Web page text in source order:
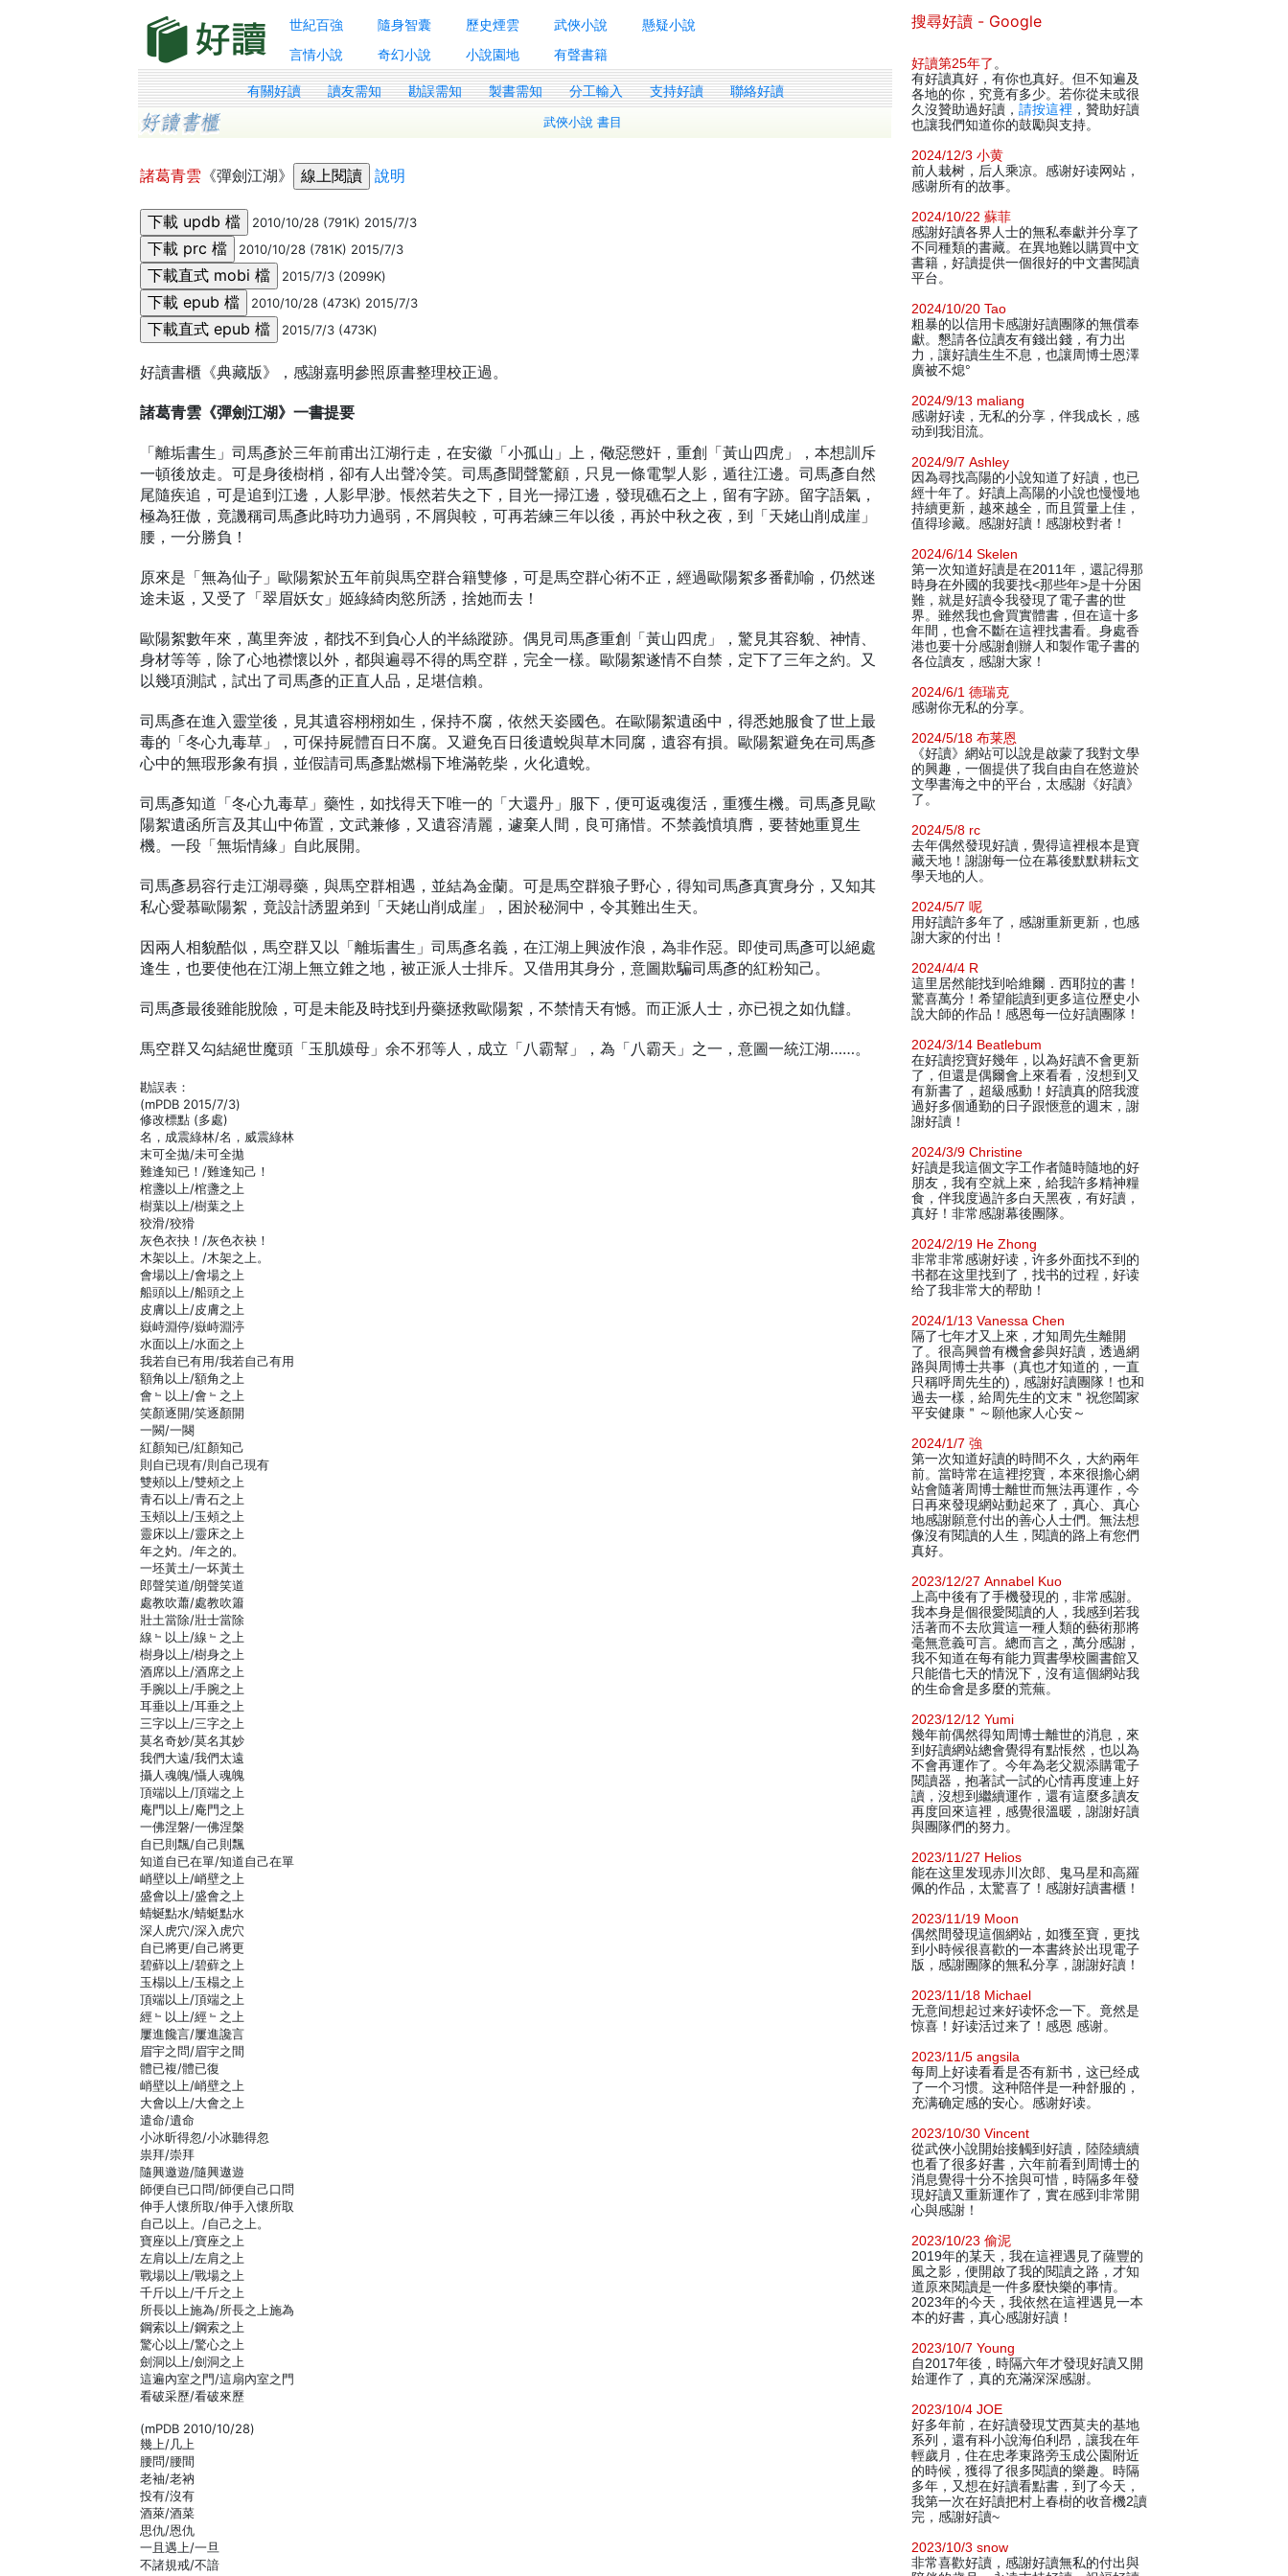
世紀百強 隨身智囊 歷史煙雲 武俠小說
懸疑小說
言情小說
奇幻小說 小說園地 有聲書籍
有關好讀 讀友需知 勘誤需知 製書需知 分工輸入 支持好讀 聯絡好讀
武俠小說 書目
諸葛青雲 《彈劍江湖》 說明
2010/10/28 (791K) 2015/7/3
2010/10/28 (781K) 2015/7/3
2015/7/3 (2099K)
2010/10/28 (473K) 2015/7/3
2015/7/3 (473K)
好讀書櫃《典藏版》，感謝嘉明參照原書整理校正過。
諸葛青雲《彈劍江湖》一書提要
「離垢書生」司馬彥於三年前甫出江湖行走，在安徽「小孤山」上，儆惡懲奸，重創「黃山四虎」，本想訓斥
一頓後放走。可是身後樹梢，卻有人出聲冷笑。司馬彥聞聲驚顧，只見一條電掣人影，遁往江邊。司馬彥自然
尾隨疾追，可是追到江邊，人影早渺。悵然若失之下，目光一掃江邊，發現礁石之上，留有字跡。留字語氣，
極為狂傲，竟譏稱司馬彥此時功力過弱，不屑與較，可再若練三年以後，再於中秋之夜，到「天姥山削成崖」
腰，一分勝負！
原來是「無為仙子」歐陽絮於五年前與馬空群合籍雙修，可是馬空群心術不正，經過歐陽絮多番勸喻，仍然迷
途未返，又受了「翠眉妖女」姬綠綺肉慾所誘，捨她而去！
歐陽絮數年來，萬里奔波，都找不到負心人的半絲蹤跡。偶見司馬彥重創「黃山四虎」，驚見其容貌、神情、
身材等等，除了心地襟懷以外，都與遍尋不得的馬空群，完全一樣。歐陽絮遂情不自禁，定下了三年之約。又
以幾項測試，試出了司馬彥的正直人品，足堪信賴。
司馬彥在進入靈堂後，見其遺容栩栩如生，保持不腐，依然天姿國色。在歐陽絮遺函中，得悉她服食了世上最
毒的「冬心九毒草」，可保持屍體百日不腐。又避免百日後遺蛻與草木同腐，遺容有損。歐陽絮避免在司馬彥
心中的無瑕形象有損，並假請司馬彥點燃榻下堆滿乾柴，火化遺蛻。
司馬彥知道「冬心九毒草」藥性，如找得天下唯一的「大還丹」服下，便可返魂復活，重獲生機。司馬彥見歐
陽絮遺函所言及其山中佈置，文武兼修，又遺容清麗，遽棄人間，良可痛惜。不禁義憤填膺，要替她重覓生
機。一段「無垢情緣」自此展開。
司馬彥易容行走江湖尋藥，與馬空群相遇，並結為金蘭。可是馬空群狼子野心，得知司馬彥真實身分，又知其
私心愛慕歐陽絮，竟設計誘盟弟到「天姥山削成崖」，困於秘洞中，令其難出生天。
因兩人相貌酷似，馬空群又以「離垢書生」司馬彥名義，在江湖上興波作浪，為非作惡。即使司馬彥可以絕處
逢生，也要使他在江湖上無立錐之地，被正派人士排斥。又借用其身分，意圖欺騙司馬彥的紅粉知己。
司馬彥最後雖能脫險，可是未能及時找到丹藥拯救歐陽絮，不禁情天有憾。而正派人士，亦已視之如仇讎。
馬空群又勾結絕世魔頭「玉肌嫫母」余不邪等人，成立「八霸幫」，為「八霸天」之一，意圖一統江湖……。
勘誤表：
(mPDB 2015/7/3)
修改標點 (多處)
名，成震綠林/名，威震綠林
末可全拋/未可全拋
難逢知已！/難逢知己！
棺盞以上/棺盞之上
樹葉以上/樹葉之上
狡滑/狡猾
灰色衣抉！/灰色衣袂！
木架以上。/木架之上。
會場以上/會場之上
船頭以上/船頭之上
皮膚以上/皮膚之上
嶽峙淵停/嶽峙淵渟
水面以上/水面之上
我若自已有用/我若自己有用
額角以上/額角之上
會﹄以上/會﹄之上
笑顏逐開/笑逐顏開
一闕/一闋
紅顏知已/紅顏知己
則自已現有/則自己現有
雙頰以上/雙頰之上
青石以上/青石之上
玉頰以上/玉頰之上
靈床以上/靈床之上
年之妁。/年之的。
一坯黃土/一坏黃土
郎聲笑道/朗聲笑道
處教吹蕭/處教吹簫
壯土當除/壯士當除
線﹄以上/線﹄之上
樹身以上/樹身之上
酒席以上/酒席之上
手腕以上/手腕之上
耳垂以上/耳垂之上
三字以上/三字之上
莫名奇妙/莫名其妙
我們大遠/我們太遠
攝人魂魄/懾人魂魄
頂端以上/頂端之上
庵門以上/庵門之上
一佛涅磐/一佛涅槃
自已則飄/自己則飄
知道自已在單/知道自己在單
峭壁以上/峭壁之上
盛會以上/盛會之上
蜻蜒點水/蜻蜓點水
深人虎穴/深入虎穴
自已將更/自己將更
碧蘚以上/碧蘚之上
玉榻以上/玉榻之上
頂端以上/頂端之上
經﹄以上/經﹄之上
屢進饞言/屢進讒言
眉宇之問/眉宇之間
體已複/體已復
峭壁以上/峭壁之上
大會以上/大會之上
遣命/遺命
小冰昕得忽/小冰聽得忽
祟拜/崇拜
隨興邀遊/隨興遨遊
師便自已口問/師便自己口問
伸手人懷所取/伸手入懷所取
自己以上。/自己之上。
寶座以上/寶座之上
左肩以上/左肩之上
戰場以上/戰場之上
千斤以上/千斤之上
所長以上施為/所長之上施為
鋼索以上/鋼索之上
驚心以上/驚心之上
劍洞以上/劍洞之上
這遍內室之門/這扇內室之門
看破采歷/看破來歷
(mPDB 2010/10/28)
幾上/几上
腰問/腰間
老袖/老衲
投有/沒有
酒萊/酒菜
思仇/恩仇
一且遇上/一旦
不諸規戒/不諳
搜尋好讀 - Google
好讀第25年了 。
有好讀真好，有你也真好。但不知遍及
各地的你，究竟有多少。若你從未或很
久沒贊助過好讀， 請按這裡 ，贊助好讀
也讓我們知道你的鼓勵與支持。
2024/12/3 小黄
前人栽树，后人乘凉。感谢好读网站，
感谢所有的故事。
2024/10/22 蘇菲
感謝好讀各界人士的無私奉獻并分享了
不同種類的書藏。在異地難以購買中文
書籍，好讀提供一個很好的中文書閱讀
平台。
2024/10/20 Tao
粗暴的以信用卡感謝好讀團隊的無償奉
獻。懇請各位讀友有錢出錢，有力出
力，讓好讀生生不息，也讓周博士恩澤
廣被不熄°
2024/9/13 maliang
感谢好读，无私的分享，伴我成长，感
动到我泪流。
2024/9/7 Ashley
因為尋找高陽的小說知道了好讀，也已
經十年了。好讀上高陽的小說也慢慢地
持續更新，越來越全，而且質量上佳，
值得珍藏。感謝好讀！感謝校對者！
2024/6/14 Skelen
第一次知道好讀是在2011年，還記得那
時身在外國的我要找<那些年>是十分困
難，就是好讀令我發現了電子書的世
界。雖然我也會買實體書，但在這十多
年間，也會不斷在這裡找書看。身處香
港也要十分感謝創辦人和製作電子書的
各位讀友，感謝大家！
2024/6/1 德瑞克
感谢你无私的分享。
2024/5/18 布莱恩
《好讀》網站可以說是啟蒙了我對文學
的興趣，一個提供了我自由自在悠遊於
文學書海之中的平台，太感謝《好讀》
了。
2024/5/8 rc
去年偶然發現好讀，覺得這裡根本是寶
藏天地！謝謝每一位在幕後默默耕耘文
學天地的人。
2024/5/7 呢
用好讀許多年了，感謝重新更新，也感
謝大家的付出！
2024/4/4 R
這里居然能找到哈維爾．西耶拉的書！
驚喜萬分！希望能讀到更多這位歷史小
說大師的作品！感恩每一位好讀團隊！
2024/3/14 Beatlebum
在好讀挖寶好幾年，以為好讀不會更新
了，但還是偶爾會上來看看，沒想到又
有新書了，超級感動！好讀真的陪我渡
過好多個通勤的日子跟愜意的週末，謝
謝好讀！
2024/3/9 Christine
好讀是我這個文字工作者隨時隨地的好
朋友，我有空就上來，給我許多精神糧
食，伴我度過許多白天黑夜，有好讀，
真好！非常感謝幕後團隊。
2024/2/19 He Zhong
非常非常感谢好读，许多外面找不到的
书都在这里找到了，找书的过程，好读
给了我非常大的帮助！
2024/1/13 Vanessa Chen
隔了七年才又上來，才知周先生離開
了。很高興曾有機會參與好讀，透過網
路與周博士共事（真也才知道的，一直
只稱呼周先生的)，感謝好讀團隊！也和
過去一樣，給周先生的文末＂祝您闔家
平安健康＂～願他家人心安～
2024/1/7 強
第一次知道好讀的時間不久，大約兩年
前。當時常在這裡挖寶，本來很擔心網
站會隨著周博士離世而無法再運作，今
日再來發現網站動起來了，真心、真心
地感謝願意付出的善心人士們。無法想
像沒有閱讀的人生，閱讀的路上有您們
真好。
2023/12/27 Annabel Kuo
上高中後有了手機發現的，非常感謝。
我本身是個很愛閱讀的人，我感到若我
活著而不去欣賞這一種人類的藝術那將
毫無意義可言。總而言之，萬分感謝，
我不知道在每有能力買書學校圖書館又
只能借七天的情況下，沒有這個網站我
的生命會是多麼的荒蕪。
2023/12/12 Yumi
幾年前偶然得知周博士離世的消息，來
到好讀網站總會覺得有點悵然，也以為
不會再運作了。今年為老父親添購電子
閱讀器，抱著試一試的心情再度連上好
讀，沒想到繼續運作，還有這麼多讀友
再度回來這裡，感覺很溫暖，謝謝好讀
與團隊們的努力。
2023/11/27 Helios
能在这里发现赤川次郎、鬼马星和高羅
佩的作品，太驚喜了！感謝好讀書櫃！
2023/11/19 Moon
偶然間發現這個網站，如獲至寶，更找
到小時候很喜歡的一本書終於出現電子
版，感謝團隊的無私分享，謝謝好讀！
2023/11/18 Michael
无意间想起过来好读怀念一下。竟然是
惊喜！好读活过来了！感恩 感谢。
2023/11/5 angsila
每周上好读看看是否有新书，这已经成
了一个习惯。这种陪伴是一种舒服的，
充满确定感的安心。感谢好读。
2023/10/30 Vincent
從武俠小說開始接觸到好讀，陸陸續續
也看了很多好書，六年前看到周博士的
消息覺得十分不捨與可惜，時隔多年發
現好讀又重新運作了，實在感到非常開
心與感謝！
2023/10/23 偷泥
2019年的某天，我在這裡遇見了薩豐的
風之影，便開啟了我的閱讀之路，才知
道原來閱讀是一件多麼快樂的事情。
2023年的今天，我依然在這裡遇見一本
本的好書，真心感謝好讀！
2023/10/7 Young
自2017年後，時隔六年才發現好讀又開
始運作了，真的充滿深深感謝。
2023/10/4 JOE
好多年前，在好讀發現艾西莫夫的基地
系列，還有科小說海伯利昂，讓我在年
輕歲月，住在忠孝東路旁玉成公園附近
的時候，獲得了很多閱讀的樂趣。時隔
多年，又想在好讀看點書，到了今天，
我第一次在好讀把村上春樹的收音機2讀
完，感謝好讀~
2023/10/3 snow
非常喜歡好讀，感謝好讀無私的付出與